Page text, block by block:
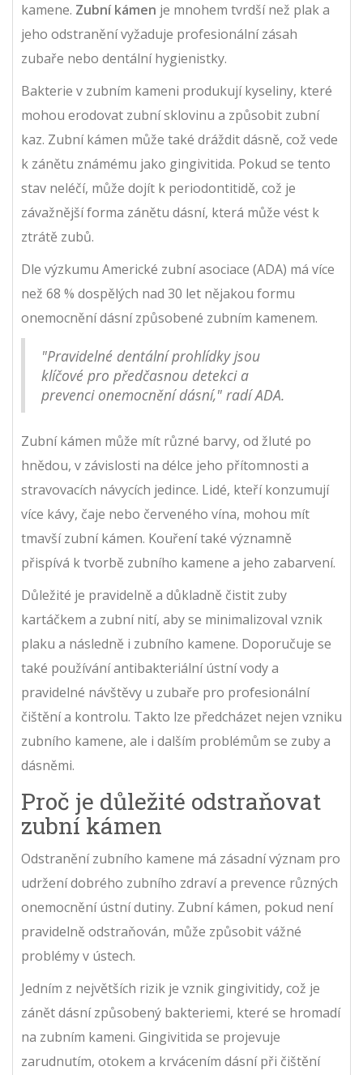
kamene. Zubní kámen je mnohem tvrdší než plak a
jeho odstranění vyžaduje profesionální zásah
zubaře nebo dentální hygienistky.
Bakterie v zubním kameni produkují kyseliny, které
mohou erodovat zubní sklovinu a způsobit zubní
kaz. Zubní kámen může také dráždit dásně, což vede
k zánětu známému jako gingivitida. Pokud se tento
stav neléčí, může dojít k periodontitidě, což je
závažnější forma zánětu dásní, která může vést k
ztrátě zubů.
Dle výzkumu Americké zubní asociace (ADA) má více
než 68 % dospělých nad 30 let nějakou formu
onemocnění dásní způsobené zubním kamenem.
"Pravidelné dentální prohlídky jsou
klíčové pro předčasnou detekci a
prevenci onemocnění dásní," radí ADA.
Zubní kámen může mít různé barvy, od žluté po
hnědou, v závislosti na délce jeho přítomnosti a
stravovacích návycích jedince. Lidé, kteří konzumují
více kávy, čaje nebo červeného vína, mohou mít
tmavší zubní kámen. Kouření také významně
přispívá k tvorbě zubního kamene a jeho zabarvení.
Důležité je pravidelně a důkladně čistit zuby
kartáčkem a zubní nití, aby se minimalizoval vznik
plaku a následně i zubního kamene. Doporučuje se
také používání antibakteriální ústní vody a
pravidelné návštěvy u zubaře pro profesionální
čištění a kontrolu. Takto lze předcházet nejen vzniku
zubního kamene, ale i dalším problémům se zuby a
dásněmi.
Proč je důležité odstraňovat
zubní kámen
Odstranění zubního kamene má zásadní význam pro
udržení dobrého zubního zdraví a prevence různých
onemocnění ústní dutiny. Zubní kámen, pokud není
pravidelně odstraňován, může způsobit vážné
problémy v ústech.
Jedním z největších rizik je vznik gingivitidy, což je
zánět dásní způsobený bakteriemi, které se hromadí
na zubním kameni. Gingivitida se projevuje
zarudnutím, otokem a krvácením dásní při čištění